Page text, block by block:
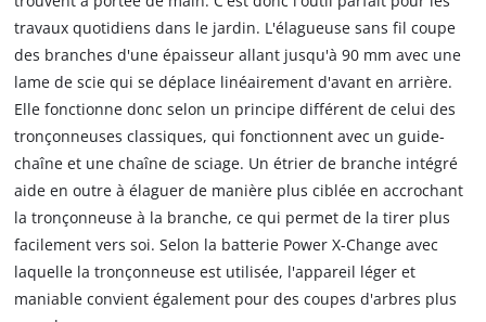
travaux quotidiens dans le jardin. L'élagueuse sans fil coupe
des branches d'une épaisseur allant jusqu'à 90 mm avec une
lame de scie qui se déplace linéairement d'avant en arrière.
Elle fonctionne donc selon un principe différent de celui des
tronçonneuses classiques, qui fonctionnent avec un guide-
chaîne et une chaîne de sciage. Un étrier de branche intégré
aide en outre à élaguer de manière plus ciblée en accrochant
la tronçonneuse à la branche, ce qui permet de la tirer plus
facilement vers soi. Selon la batterie Power X-Change avec
laquelle la tronçonneuse est utilisée, l'appareil léger et
maniable convient également pour des coupes d'arbres plus